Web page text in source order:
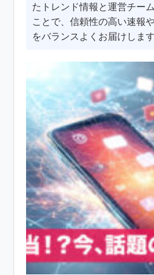
たトレンド情報と運営チー
ことで、信頼性の高い速報
をバランスよくお届けします